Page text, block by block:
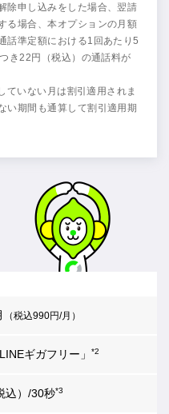
除申し込みをした場合、翌請
る場合、本オプションの月額
話準定額における1回あたり5
き22円（税込）の通話料が
いない月は割引適用されま
い期間も通算して割引適用期
（税込990円/月）
ギガフリー」 *2
込）/30秒*3